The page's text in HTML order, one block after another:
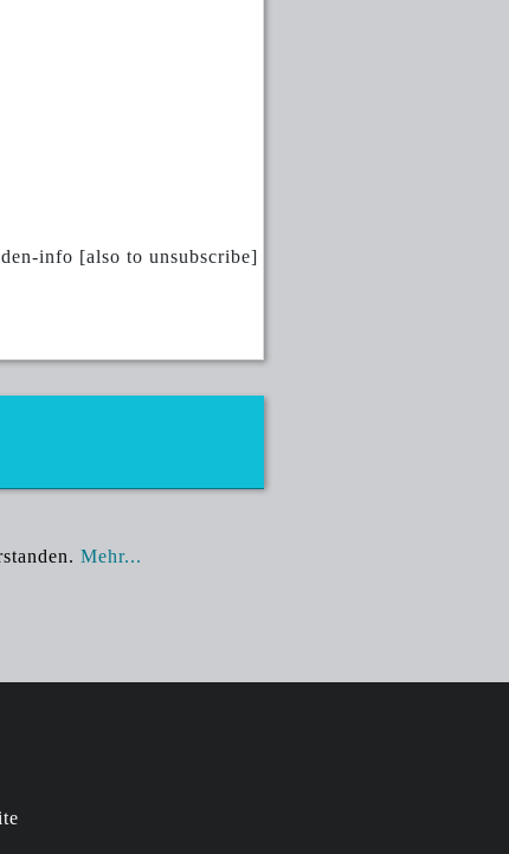
info [also to unsubscribe]
Mehr...